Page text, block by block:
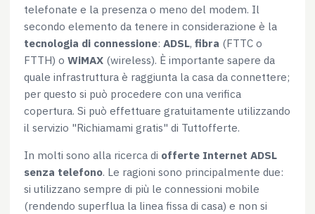
telefonate e la presenza o meno del modem. Il
secondo elemento da tenere in considerazione è la
tecnologia di connessione: ADSL, fibra (FTTC o
FTTH) o WiMAX (wireless). È importante sapere da
quale infrastruttura è raggiunta la casa da connettere;
per questo si può procedere con una verifica
copertura. Si può effettuare gratuitamente utilizzando
il servizio "Richiamami gratis" di Tuttofferte.
In molti sono alla ricerca di offerte Internet ADSL
senza telefono. Le ragioni sono principalmente due:
si utilizzano sempre di più le connessioni mobile
(rendendo superflua la linea fissa di casa) e non si